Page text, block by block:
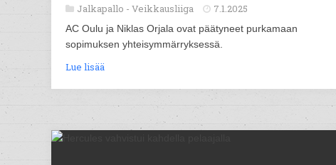
Jalkapallo - Veikkausliiga 7.1.2025
AC Oulu ja Niklas Orjala ovat päätyneet purkamaan
sopimuksen yhteisymmärryksessä.
Lue lisää